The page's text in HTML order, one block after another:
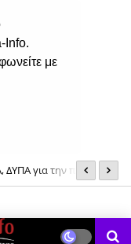
Info.
με
για την περίοδο 10